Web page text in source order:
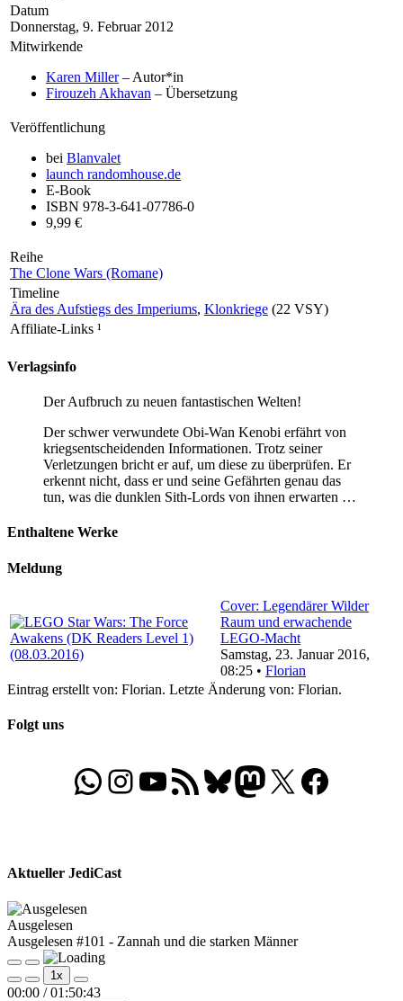
Datum
Donnerstag, 9. Februar 2012
Mitwirkende
Karen Miller– Autor*in
Firouzeh Akhavan – Übersetzung
Veröffentlichung
bei Blanvalet
launch randomhouse.de
E-Book
ISBN 978-3-641-07786-0
9,99 €
Reihe
The Clone Wars (Romane)
Timeline
Ära des Aufstiegs des Imperiums, Klonkriege (22 VSY)
Affiliate-Links ¹
Verlagsinfo
Der Aufbruch zu neuen fantastischen Welten!
Der schwer verwundete Obi-Wan Kenobi erfährt von
kriegsentscheidenden Informationen. Trotz seiner
Verletzungen bricht er auf, um diese zu überprüfen. Er
erkennt nicht, dass er und seine Gefährten genau das
tun, was die dunklen Sith-Lords von ihnen erwarten …
Enthaltene Werke
Meldung
Cover: Legendärer Wilder
Raum und erwachende
LEGO-Macht
Samstag, 23. Januar 2016,
08:25 • Florian
Eintrag erstellt von: Florian. Letzte Änderung von: Florian.
Folgt uns
WhatsApp
Folgt uns auf Instagram
Besucht unseren YouTube-Kanal
RSS-FeedBluesky
Folgt uns auf Mastodon
X Folgt uns auf
Aktueller JediCast
Ausgelesen
Ausgelesen #101 - Zannah und die starken Männer
Play
Episode
Pause
Episode
1x
00:00 / 01:50:43